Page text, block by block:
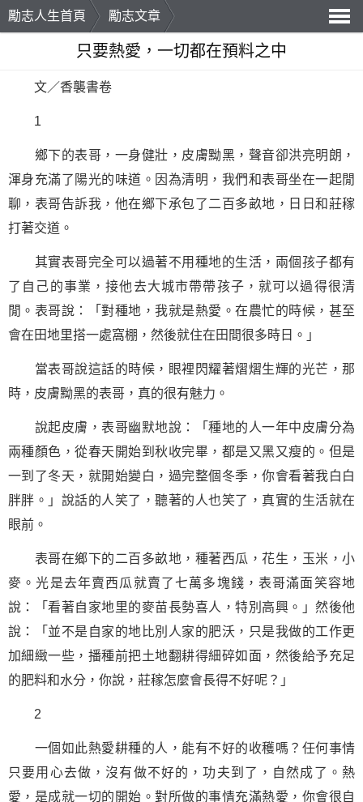
勵志人生首頁
勵志文章
導
只要熱愛，一切都在預料之中
文／香襲書卷
1
鄉下的表哥，一身健壯，皮膚黝黑，聲音卻洪亮明朗，
渾身充滿了陽光的味道。因為清明，我們和表哥坐在一起閒
聊，表哥告訴我，他在鄉下承包了二百多畝地，日日和莊稼
打著交道。
其實表哥完全可以過著不用種地的生活，兩個孩子都有
了自己的事業，接他去大城市帶帶孩子，就可以過得很清
閒。表哥說：「對種地，我就是熱愛。在農忙的時候，甚至
會在田地里搭一處窩棚，然後就住在田間很多時日。」
當表哥說這話的時候，眼裡閃耀著熠熠生輝的光芒，那
時，皮膚黝黑的表哥，真的很有魅力。
說起皮膚，表哥幽默地說：「種地的人一年中皮膚分為
兩種顏色，從春天開始到秋收完畢，都是又黑又瘦的。但是
一到了冬天，就開始變白，過完整個冬季，你會看著我白白
胖胖。」說話的人笑了，聽著的人也笑了，真實的生活就在
眼前。
表哥在鄉下的二百多畝地，種著西瓜，花生，玉米，小
麥。光是去年賣西瓜就賣了七萬多塊錢，表哥滿面笑容地
說：「看著自家地里的麥苗長勢喜人，特別高興。」然後他
說：「並不是自家的地比別人家的肥沃，只是我做的工作更
加細緻一些，播種前把土地翻耕得細碎如面，然後給予充足
的肥料和水分，你說，莊稼怎麼會長得不好呢？」
2
一個如此熱愛耕種的人，能有不好的收穫嗎？任何事情
只要用心去做，沒有做不好的，功夫到了，自然成了。熱
愛，是成就一切的開始。對所做的事情充滿熱愛，你會很自